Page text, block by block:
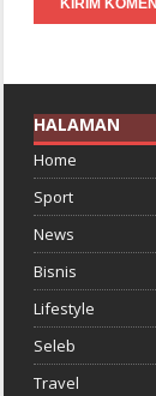
HALAMAN
Home
Sport
News
Bisnis
Lifestyle
Seleb
Travel